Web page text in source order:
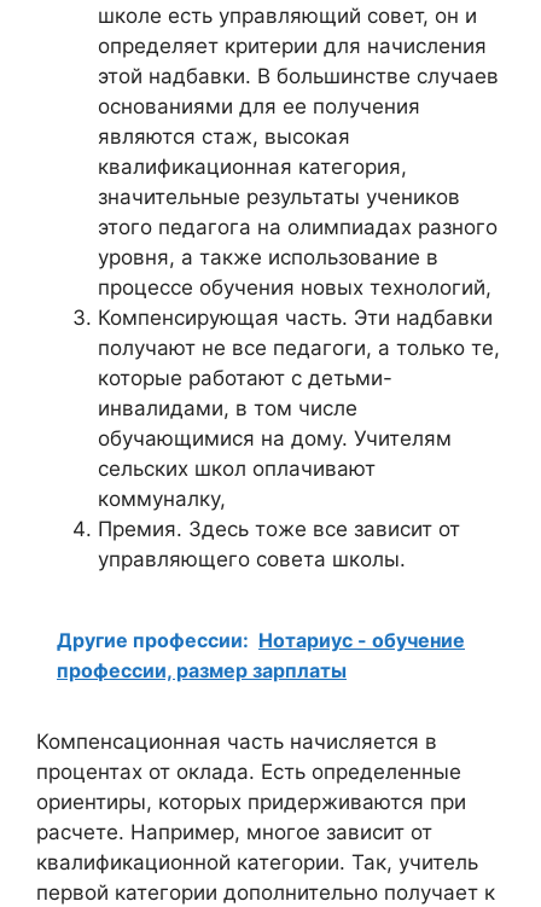
школе есть управляющий совет, он и
определяет критерии для начисления
этой надбавки. В большинстве случаев
основаниями для ее получения
являются стаж, высокая
квалификационная категория,
значительные результаты учеников
этого педагога на олимпиадах разного
уровня, а также использование в
процессе обучения новых технологий,
Компенсирующая часть. Эти надбавки
получают не все педагоги, а только те,
которые работают с детьми-
инвалидами, в том числе
обучающимися на дому. Учителям
сельских школ оплачивают
коммуналку,
Премия. Здесь тоже все зависит от
управляющего совета школы.
Другие профессии: Нотариус - обучение
профессии, размер зарплаты
Компенсационная часть начисляется в
процентах от оклада. Есть определенные
ориентиры, которых придерживаются при
расчете. Например, многое зависит от
квалификационной категории. Так, учитель
первой категории дополнительно получает к